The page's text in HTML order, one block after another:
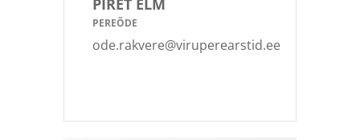
PIRET ELM
PEREÕDE
ode.rakvere@viruperearstid.ee